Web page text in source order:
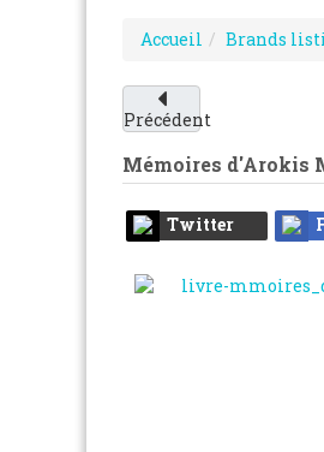
Accueil Brands
Précédent
Mémoires d'Arokis
Twitter